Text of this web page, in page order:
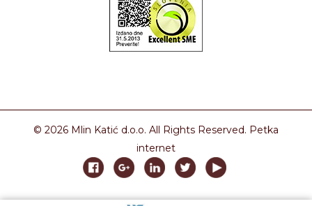
© 2026 Mlin Katić d.o.o. All Rights Reserved. Petka
internet